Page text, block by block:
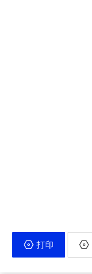
打印